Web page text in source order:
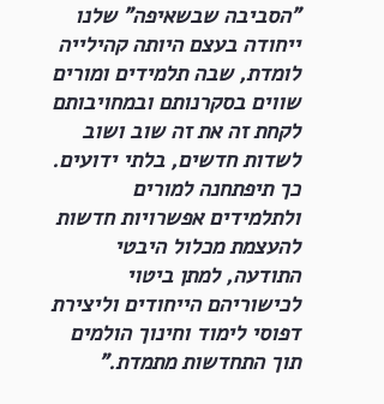
"הסביבה שבשאיפה" שלנו
ייחודה בעצם היותה קהילייה
לומדת, שבה תלמידים ומורים
שווים בסקרנותם ובמחויבותם
לקחת זה את זה שוב ושוב
לשדות חדשים, בלתי ידועים.
כך תיפתחנה למורים
ולתלמידים אפשרויות חדשות
להעצמת מכלול היבטי
התודעה, למתן ביטוי
לכישוריהם הייחודים וליצירת
דפוסי לימוד וחינוך הולמים
תוך התחדשות מתמדת."